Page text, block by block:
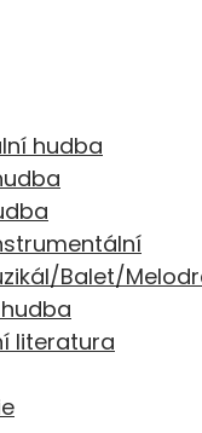
hudba
Balet/
literatura